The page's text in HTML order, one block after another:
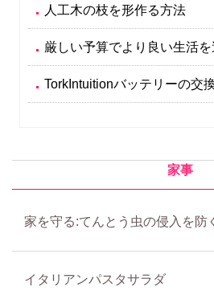
人工木の枝を形作る方法
厳しい予算でより良い生活
TorkIntuitionバッテリーの交
家事
家を守る:てんとう虫の侵入を防
イタリアンパスタサラダ